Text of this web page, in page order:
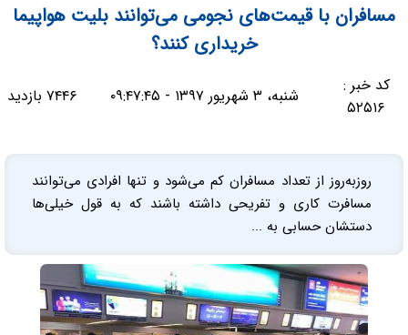
مسافران با قیمت‌های نجومی می‌توانند بلیت هواپیما
خریداری کنند؟
کد خبر :
۵۲۵۱۶
شنبه، ۳ شهریور ۱۳۹۷ - ۰۹:۴۷:۴۵ ۷۴۴۶ بازدید
روز‌به‌روز از تعداد مسافران کم می‌شود و تنها افرادی می‌توانند
مسافرت کاری و تفریحی داشته باشند که به قول خیلی‌ها
دستشان حسابی به ...